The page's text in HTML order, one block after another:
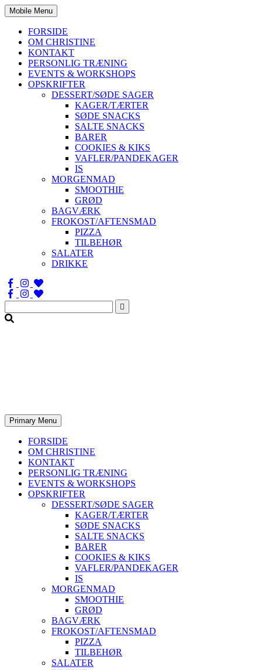
Mobile Menu
FORSIDE
OM CHRISTINE
KONTAKT
PERSONLIG TRÆNING
EVENTS & WORKSHOPS
OPSKRIFTER
DESSERT/SØDE SAGER
KAGER/TÆRTER
SØDE SNACKS
SALTE SNACKS
BARER
COOKIES & KIKS
VAFLER/PANDEKAGER
IS
MORGENMAD
SMOOTHIE
GRØD
BAGVÆRK
FROKOST/AFTENSMAD
PIZZA
TILBEHØR
SALATER
DRIKKE
Søg
efter:
Primary Menu
FORSIDE
OM CHRISTINE
KONTAKT
PERSONLIG TRÆNING
EVENTS & WORKSHOPS
OPSKRIFTER
DESSERT/SØDE SAGER
KAGER/TÆRTER
SØDE SNACKS
SALTE SNACKS
BARER
COOKIES & KIKS
VAFLER/PANDEKAGER
IS
MORGENMAD
SMOOTHIE
GRØD
BAGVÆRK
FROKOST/AFTENSMAD
PIZZA
TILBEHØR
SALATER